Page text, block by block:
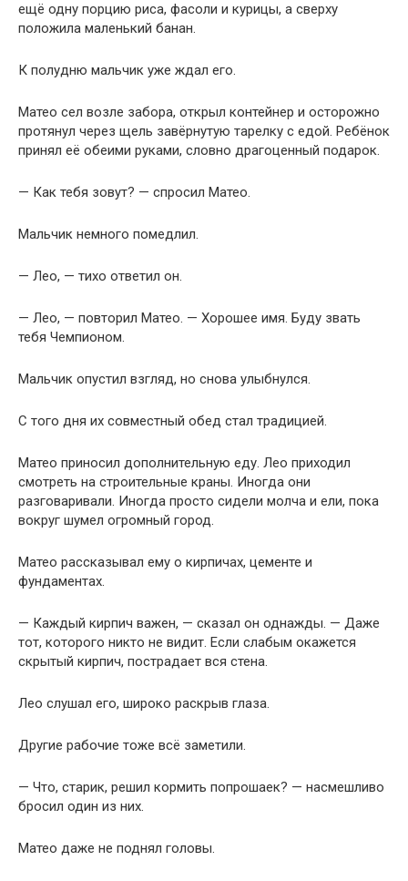
ещё одну порцию риса, фасоли и курицы, а сверху
положила маленький банан.
К полудню мальчик уже ждал его.
Матео сел возле забора, открыл контейнер и осторожно
протянул через щель завёрнутую тарелку с едой. Ребёнок
принял её обеими руками, словно драгоценный подарок.
— Как тебя зовут? — спросил Матео.
Мальчик немного помедлил.
— Лео, — тихо ответил он.
— Лео, — повторил Матео. — Хорошее имя. Буду звать
тебя Чемпионом.
Мальчик опустил взгляд, но снова улыбнулся.
С того дня их совместный обед стал традицией.
Матео приносил дополнительную еду. Лео приходил
смотреть на строительные краны. Иногда они
разговаривали. Иногда просто сидели молча и ели, пока
вокруг шумел огромный город.
Матео рассказывал ему о кирпичах, цементе и
фундаментах.
— Каждый кирпич важен, — сказал он однажды. — Даже
тот, которого никто не видит. Если слабым окажется
скрытый кирпич, пострадает вся стена.
Лео слушал его, широко раскрыв глаза.
Другие рабочие тоже всё заметили.
— Что, старик, решил кормить попрошаек? — насмешливо
бросил один из них.
Матео даже не поднял головы.